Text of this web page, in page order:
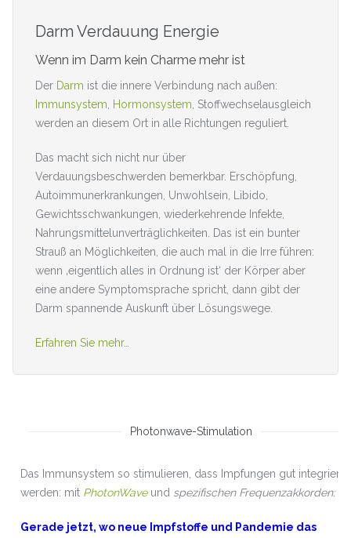
Darm Verdauung Energie
Wenn im Darm kein Charme mehr ist
Der Darm ist die innere Verbindung nach außen:
Immunsystem
Hormonsystem , Stoffwechselausgleich
werden an diesem Ort in alle Richtungen reguliert.
Das macht sich nicht nur über
Verdauungsbeschwerden bemerkbar. Erschöpfung,
Autoimmunerkrankungen, Unwohlsein, Libido,
Gewichtsschwankungen, wiederkehrende Infekte,
Nahrungsmittelunverträglichkeiten. Das ist ein bunter
Strauß an Möglichkeiten, die auch mal in die Irre führen:
wenn ‚eigentlich alles in Ordnung ist‘ der Körper aber
eine andere Symptomsprache spricht, dann gibt der
Darm spannende Auskunft über Lösungswege.
Erfahren Sie mehr…
Photonwave-Stimulation
Das Immunsystem so stimulieren, dass Impfungen gut integriert
werden: mit PhotonWaveund spezifischen Frequenzakkorden:
Gerade jetzt, wo neue Impfstoffe und Pandemie das